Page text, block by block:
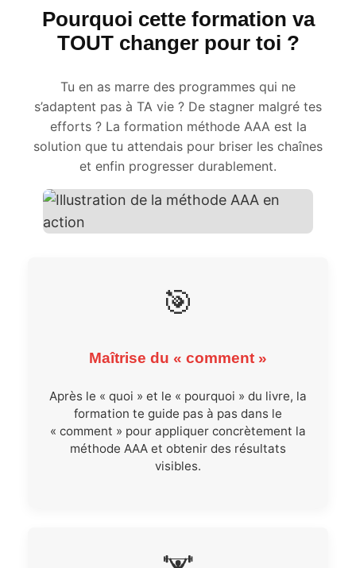
Pourquoi cette formation va
TOUT changer pour toi ?
Tu en as marre des programmes qui ne
s’adaptent pas à TA vie ? De stagner malgré tes
efforts ? La formation méthode AAA est la
solution que tu attendais pour briser les chaînes
et enfin progresser durablement.
🎯
Maîtrise du « comment »
Après le « quoi » et le « pourquoi » du livre, la
formation te guide pas à pas dans le
« comment » pour appliquer concrètement la
méthode AAA et obtenir des résultats
visibles.